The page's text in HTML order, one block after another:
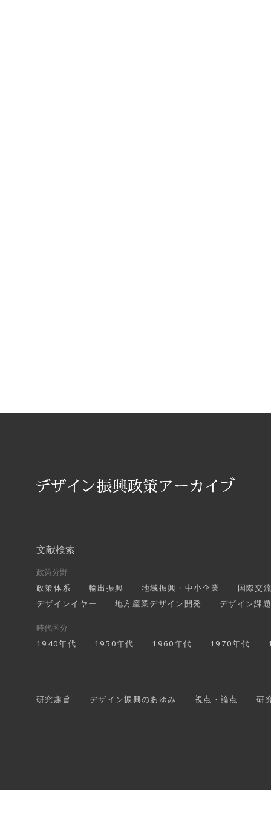
文献検索
政策分野
政策体系
輸出振興 地域振興・中小企業
国際交
デザインイヤー
地方産業デザイン開発 デザイン課
時代区分
1940年代
1950年代 1960年代 1970年代
研究趣旨 デザイン振興のあゆみ 視点・論点 研